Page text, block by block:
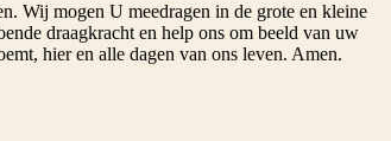
Wij mogen U meedragen in de grote en kleine
draagkracht en help ons om beeld van uw
hier en alle dagen van ons leven. Amen.